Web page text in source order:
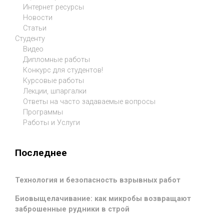
Интернет ресурсы
Новости
Статьи
Студенту
Видео
Дипломные работы
Конкурс для студентов!
Курсовые работы
Лекции, шпаргалки
Ответы на часто задаваемые вопросы
Программы
Работы и Услуги
Последнее
Технология и безопасность взрывных работ
Биовыщелачивание: как микробы возвращают
заброшенные рудники в строй